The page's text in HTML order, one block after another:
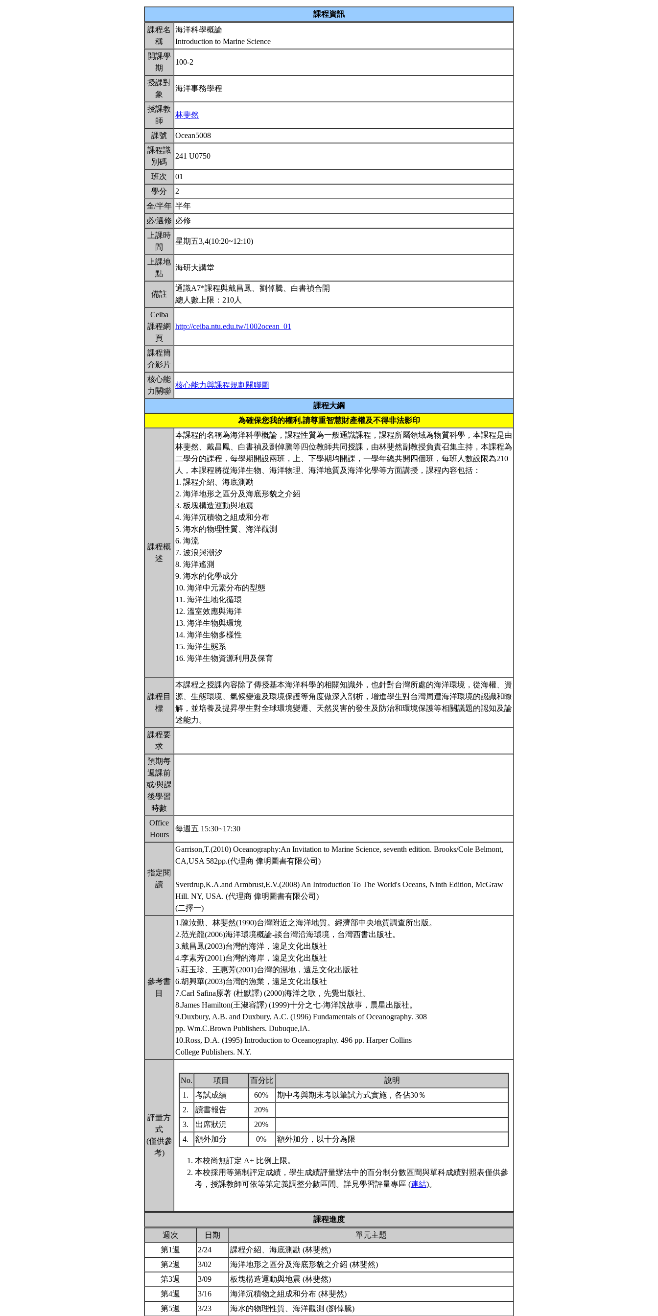
課程資訊
課程名
稱
海洋科學概論
Introduction to Marine Science
開課學
期
100-2
授課對
象
海洋事務學程
授課教
師
林斐然
課號
Ocean5008
課程識
別碼
241 U0750
班次
01
學分
2
全/半年 半年
必/選修 必修
上課時
間
星期五3,4(10:20~12:10)
上課地
點
海研大講堂
備註
通識A7*課程與戴昌鳳、劉倬騰、白書禎合開
總人數上限：210人
Ceiba
課程網
頁
http://ceiba.ntu.edu.tw/1002ocean_01
課程簡
介影片
核心能
力關聯
核心能力與課程規劃關聯圖
課程大綱
為確保您我的權利,請尊重智慧財產權及不得非法影印
課程概
述
本課程的名稱為海洋科學概論，課程性質為一般通識課程，課程所屬領域為物質科學，本課程是由
林斐然、戴昌鳳、白書禎及劉倬騰等四位教師共同授課，由林斐然副教授負責召集主持，本課程為
二學分的課程，每學期開設兩班，上、下學期均開課，一學年總共開四個班，每班人數設限為210
人，本課程將從海洋生物、海洋物理、海洋地質及海洋化學等方面講授，課程內容包括：
1. 課程介紹、海底測勘
2. 海洋地形之區分及海底形貌之介紹
3. 板塊構造運動與地震
4. 海洋沉積物之組成和分布
5. 海水的物理性質、海洋觀測
6. 海流
7. 波浪與潮汐
8. 海洋遙測
9. 海水的化學成分
10. 海洋中元素分布的型態
11. 海洋生地化循環
12. 溫室效應與海洋
13. 海洋生物與環境
14. 海洋生物多樣性
15. 海洋生態系
16. 海洋生物資源利用及保育
課程目
標
本課程之授課內容除了傳授基本海洋科學的相關知識外，也針對台灣所處的海洋環境，從海權、資
源、生態環境、氣候變遷及環境保護等角度做深入剖析，增進學生對台灣周遭海洋環境的認識和瞭
解，並培養及提昇學生對全球環境變遷、天然災害的發生及防治和環境保護等相關議題的認知及論
述能力。
課程要
求
預期每
週課前
或/與課
後學習
時數
Office
Hours
每週五 15:30~17:30
指定閱
讀
Garrison,T.(2010) Oceanography:An Invitation to Marine Science, seventh edition. Brooks/Cole Belmont,
CA,USA 582pp.(代理商 偉明圖書有限公司)
Sverdrup,K.A.and Armbrust,E.V.(2008) An Introduction To The World's Oceans, Ninth Edition, McGraw
Hill. NY, USA. (代理商 偉明圖書有限公司)
(二擇一)
參考書
目
1.陳汝勤、林斐然(1990)台灣附近之海洋地質。經濟部中央地質調查所出版。
2.范光龍(2006)海洋環境概論-談台灣沿海環境，台灣西書出版社。
3.戴昌鳳(2003)台灣的海洋，遠足文化出版社
4.李素芳(2001)台灣的海岸，遠足文化出版社
5.莊玉珍、王惠芳(2001)台灣的濕地，遠足文化出版社
6.胡興華(2003)台灣的漁業，遠足文化出版社
7.Carl Safina原著 (杜默譯) (2000)海洋之歌，先覺出版社。
8.James Hamilton(王淑容譯) (1999)十分之七-海洋說故事，晨星出版社。
9.Duxbury, A.B. and Duxbury, A.C. (1996) Fundamentals of Oceanography. 308
pp. Wm.C.Brown Publishers. Dubuque,IA.
10.Ross, D.A. (1995) Introduction to Oceanography. 496 pp. Harper Collins
College Publishers. N.Y.
評量方
式
(僅供參
考)
No. 項目 百分比
說明
1.
考試成績 60%
期中考與期末考以筆試方式實施，各佔30％
2.
讀書報告
20%
3.
出席狀況
20%
4.
額外加分 0% 額外加分，以十分為限
本校尚無訂定 A+ 比例上限。
本校採用等第制評定成績，學生成績評量辦法中的百分制分數區間與單科成績對照表僅供參
考，授課教師可依等第定義調整分數區間。詳見學習評量專區 (連結)。
課程進度
週次
日期
單元主題
第1週
2/24
課程介紹、海底測勘 (林斐然)
第2週
3/02
海洋地形之區分及海底形貌之介紹 (林斐然)
第3週
3/09
板塊構造運動與地震 (林斐然)
第4週
3/16
海洋沉積物之組成和分布 (林斐然)
第5週
3/23 海水的物理性質、海洋觀測 (劉倬騰)